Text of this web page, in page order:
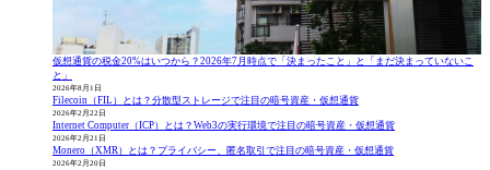
仮想通貨の税金20%はいつから？2026年7月時点で「決まったこと」と「まだ決まっていないこ
と」
2026年8月1日
Filecoin（FIL）とは？分散型ストレージで注目の暗号資産・仮想通貨
2026年2月22日
Internet Computer（ICP）とは？Web3の実行環境で注目の暗号資産・仮想通貨
2026年2月21日
Monero（XMR）とは？プライバシー、匿名取引で注目の暗号資産・仮想通貨
2026年2月20日